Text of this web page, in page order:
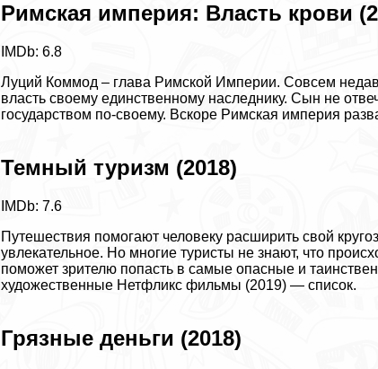
Римская империя: Власть крови
IMDb: 6.8
Луций Коммод – глава Римской Империи. Совсем
власть своему единственному наследнику. Сын не
государством по-своему. Вскоре Римская империя
Темный туризм (2018)
IMDb: 7.6
Путешествия помогают человеку расширить свой
увлекательное. Но многие туристы не знают, что
поможет зрителю попасть в самые опасные и
художественные Нетфликс фильмы (2019) — список.
Грязные деньги (2018)